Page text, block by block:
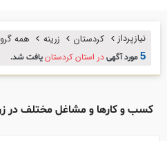
نیازپرداز کردستان زرینه همه
5مورد آگهیدر استان کردستانیافت شد.
کسب و کارها و مشاغل مختلف در